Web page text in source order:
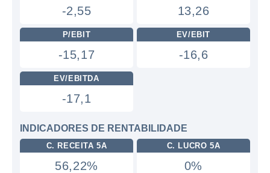
-2,55 13,26
P/EBIT
-15,17
EV/EBIT
-16,6
EV/EBITDA
-17,1
INDICADORES DE RENTABILIDADE
C. RECEITA 5A
56,22%
C. LUCRO 5A
0%